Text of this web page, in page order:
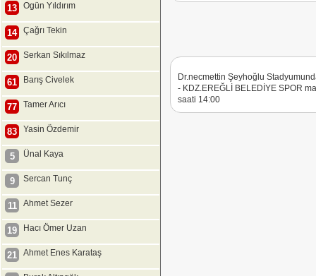
13 Ogün Yıldırım
14 Çağrı Tekin
20 Serkan Sıkılmaz
61 Barış Civelek
77 Tamer Arıcı
83 Yasin Özdemir
5 Ünal Kaya
9 Sercan Tunç
11 Ahmet Sezer
19 Hacı Ömer Uzan
21 Ahmet Enes Karataş
Dr.necmettin Şeyhoğlu
- KDZ.EREĞLİ BELEDİYE SPOR
saati 14:00